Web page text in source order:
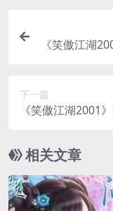
《笑傲江湖
下一篇
《笑傲江湖2001
相关文章